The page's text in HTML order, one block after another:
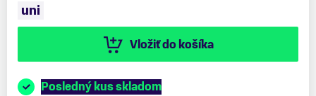
uni
Vložiť do košíka
Posledný kus skladom